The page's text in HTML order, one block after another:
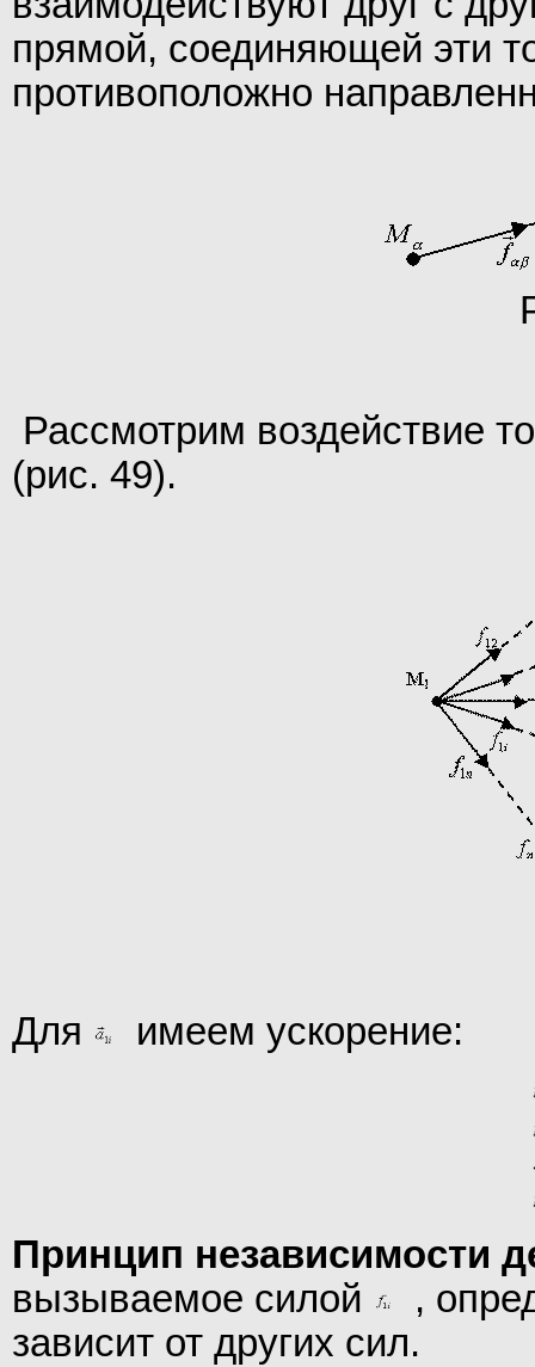
прямой, соединяющей эти
противоположно
Рассмотрим воздействие
(рис. 49).
Для имеем ускорение:
Принцип независимости
вызываемое силой
,
зависит от других сил.